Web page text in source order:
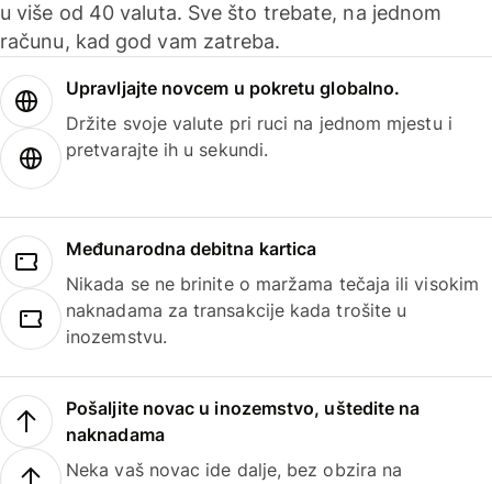
u više od 40 valuta. Sve što trebate, na jednom
računu, kad god vam zatreba.
Upravljajte novcem u pokretu globalno.
Držite svoje valute pri ruci na jednom mjestu i
pretvarajte ih u sekundi.
Međunarodna debitna kartica
Nikada se ne brinite o maržama tečaja ili visokim
naknadama za transakcije kada trošite u
inozemstvu.
Pošaljite novac u inozemstvo, uštedite na
naknadama
Neka vaš novac ide dalje, bez obzira na